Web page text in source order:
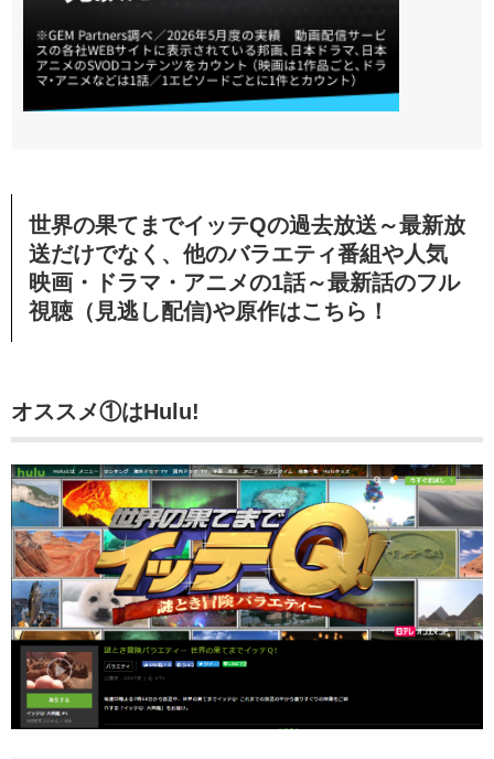
世界の果てまでイッテQの過去放送～最新放
送だけでなく、他のバラエティ番組や人気
映画・ドラマ・アニメの1話～最新話のフル
視聴（見逃し配信)や原作はこちら！
オススメ①はHulu!